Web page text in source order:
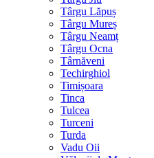
Târgu Lăpuș
Târgu Mureș
Târgu Neamț
Târgu Ocna
Târnăveni
Techirghiol
Timișoara
Tinca
Tulcea
Turceni
Turda
Vadu Oii